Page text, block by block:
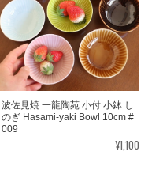
波佐見焼 一龍陶苑 小付 小鉢 し
のぎ Hasami-yaki Bowl 10cm #
009
¥1,100